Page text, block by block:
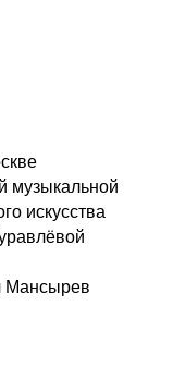
музыкальной
искусства
Мансырев